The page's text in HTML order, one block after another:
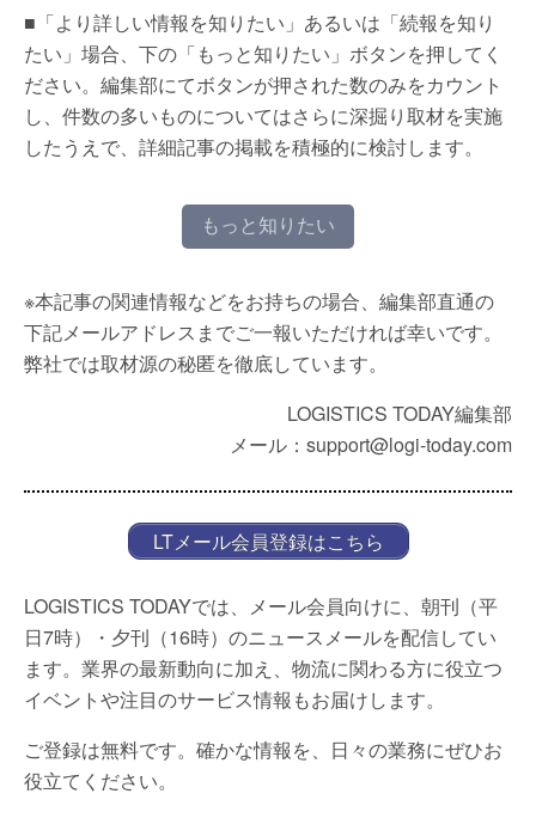
■「より詳しい情報を知りたい」あるいは「続報を知り
たい」場合、下の「もっと知りたい」ボタンを押してく
ださい。編集部にてボタンが押された数のみをカウント
し、件数の多いものについてはさらに深掘り取材を実施
したうえで、詳細記事の掲載を積極的に検討します。
もっと知りたい
※本記事の関連情報などをお持ちの場合、編集部直通の
下記メールアドレスまでご一報いただければ幸いです。
弊社では取材源の秘匿を徹底しています。
LOGISTICS TODAY編集部
メール：support@logi-today.com
LTメール会員登録はこちら
LOGISTICS TODAYでは、メール会員向けに、朝刊（平
日7時）・夕刊（16時）のニュースメールを配信してい
ます。業界の最新動向に加え、物流に関わる方に役立つ
イベントや注目のサービス情報もお届けします。
ご登録は無料です。確かな情報を、日々の業務にぜひお
役立てください。